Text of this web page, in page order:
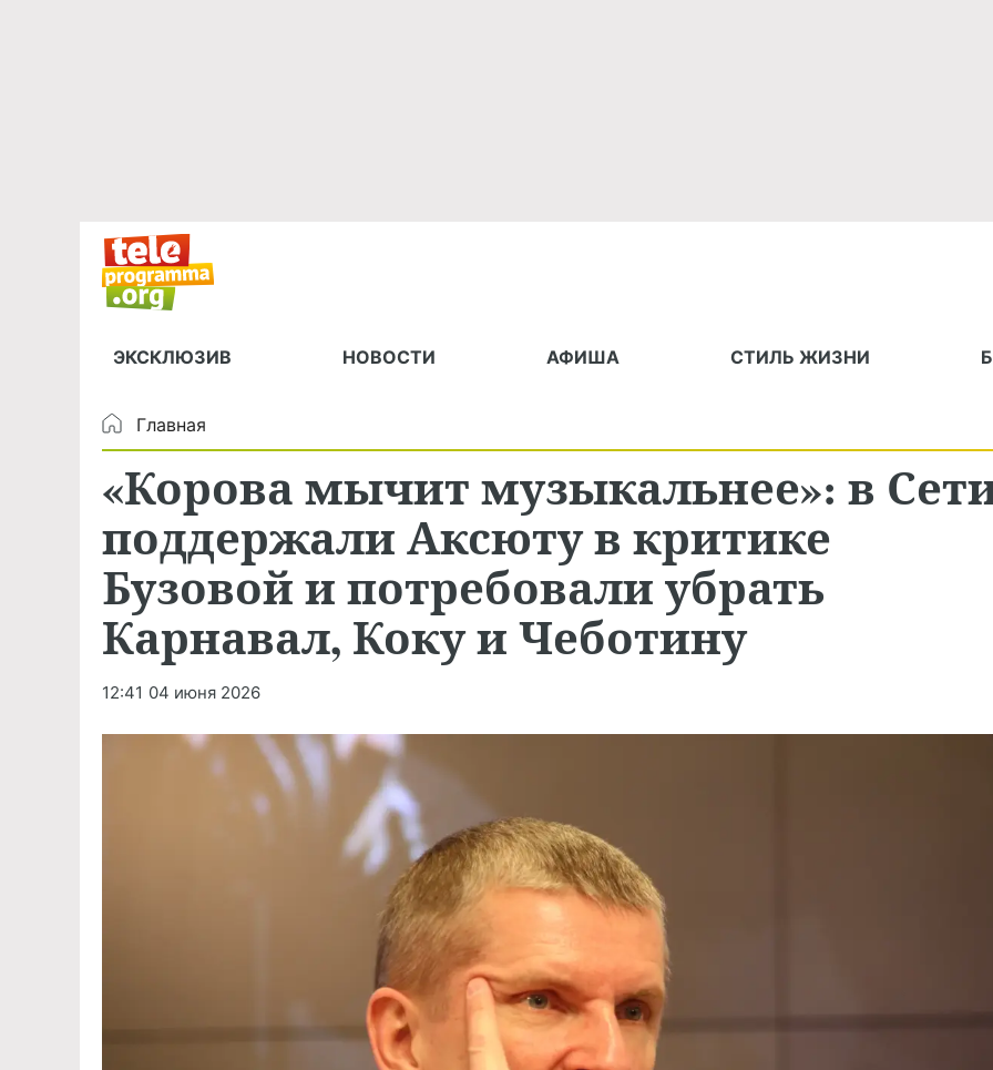
ЭКСКЛЮЗИВ НОВОСТИ АФИША СТИЛЬ ЖИЗНИ
Главная
«Корова мычит музыкальнее»: в
поддержали Аксюту в критике
Бузовой и потребовали убрать
Карнавал, Коку и Чеботину
12:41 04 июня 2026